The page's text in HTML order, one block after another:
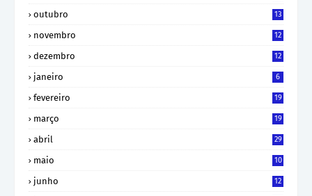
outubro 13
novembro 12
dezembro 12
janeiro 6
fevereiro 19
março 19
abril 29
maio 10
junho 12